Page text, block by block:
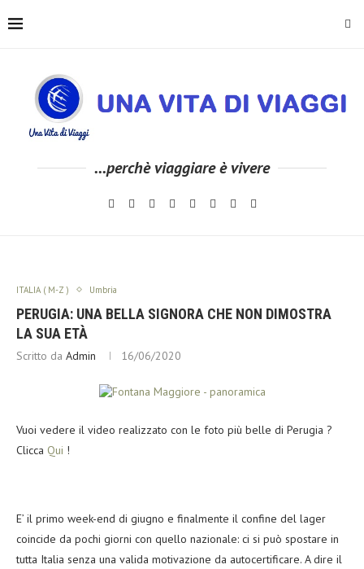
...perchè viaggiare è vivere
ITALIA ( M-Z ) Umbria
PERUGIA: UNA BELLA SIGNORA CHE NON DIMOSTRA
LA SUA ETÀ
Scritto da Admin 16/06/2020
Vuoi vedere il video realizzato con le foto più belle di Perugia ?
Clicca Qui !
E’ il primo week-end di giugno e finalmente il confine del lager
coincide da pochi giorni con quello nazionale: ci si può spostare in
tutta Italia senza una valida motivazione da autocertificare. A dire il